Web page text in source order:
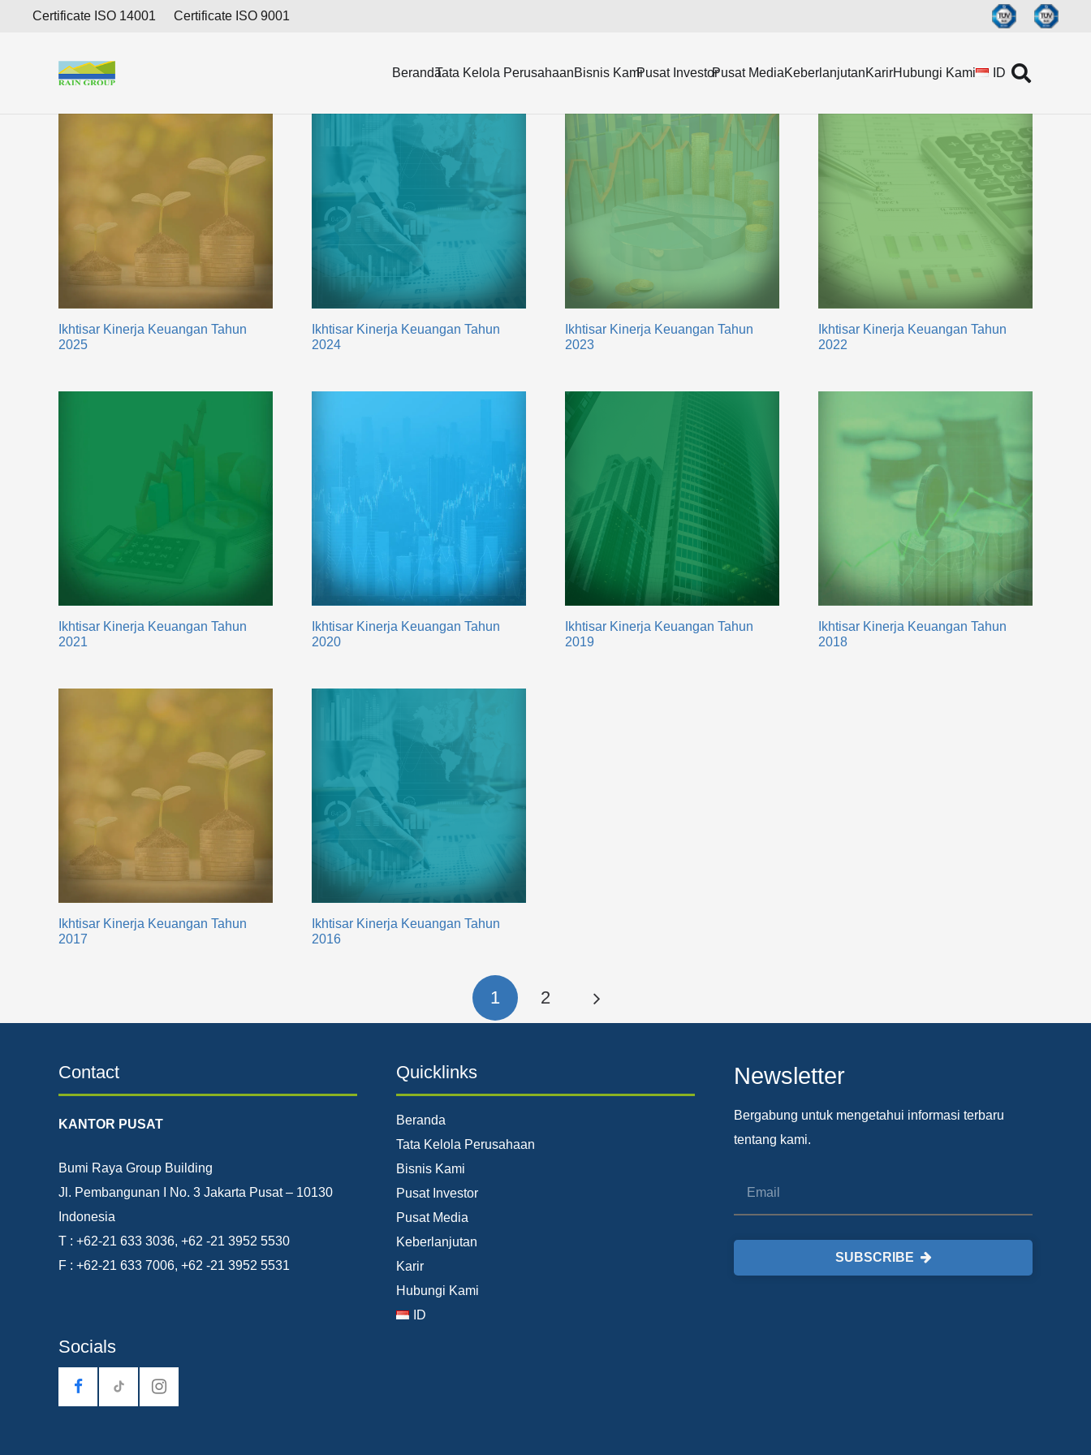
Certificate ISO 14001 Certificate ISO 9001
BerandaTata Kelola PerusahaanBisnis KamiPusat InvestorPusat MediaKeberlanjutanKarirHubungi Kami ID
Ikhtisar Kinerja Keuangan
Ikhtisar Kinerja Keuangan Tahun
2025
Ikhtisar Kinerja Keuangan Tahun
2024
Ikhtisar Kinerja Keuangan Tahun
2023
Ikhtisar Kinerja Keuangan Tahun
2022
Ikhtisar Kinerja Keuangan Tahun
2021
Ikhtisar Kinerja Keuangan Tahun
2020
Ikhtisar Kinerja Keuangan Tahun
2019
Ikhtisar Kinerja Keuangan Tahun
2018
Ikhtisar Kinerja Keuangan Tahun
2017
Ikhtisar Kinerja Keuangan Tahun
2016
1 2
Contact
KANTOR PUSAT
Bumi Raya Group Building
Jl. Pembangunan I No. 3 Jakarta Pusat – 10130
Indonesia
T : +62-21 633 3036, +62 -21 3952 5530
F : +62-21 633 7006, +62 -21 3952 5531
Socials
tiktok
Quicklinks
Beranda
Tata Kelola Perusahaan
Bisnis Kami
Pusat Investor
Pusat Media
Keberlanjutan
Karir
Hubungi Kami
ID
Newsletter
Bergabung untuk mengetahui informasi terbaru
tentang kami.
SUBSCRIBE